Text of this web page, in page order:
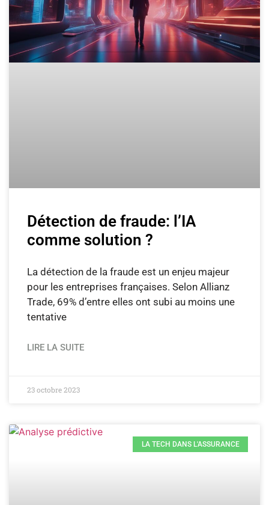
Détection de fraude: l’IA
comme solution ?
La détection de la fraude est un enjeu majeur
pour les entreprises françaises. Selon Allianz
Trade, 69% d’entre elles ont subi au moins une
tentative
LIRE LA SUITE
23 octobre 2023
LA TECH DANS L'ASSURANCE